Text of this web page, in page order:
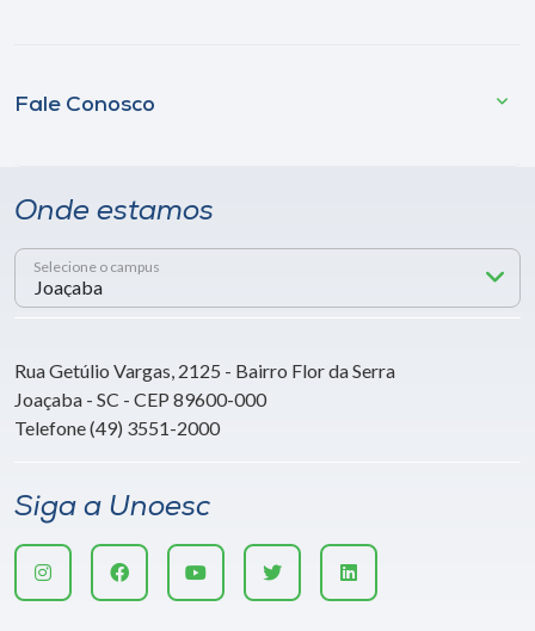
Fale Conosco
Onde estamos
Selecione o campus
Rua Getúlio Vargas, 2125 - Bairro Flor da Serra
Joaçaba - SC - CEP 89600-000
Telefone (49) 3551-2000
Siga a Unoesc